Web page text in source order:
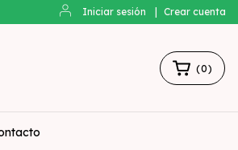
Iniciar sesión Crear cuenta
(0)